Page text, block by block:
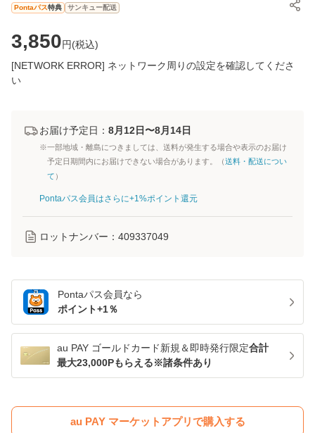
Pontaパス特典 サンキュー配送
3,850円(税込)
[NETWORK ERROR] ネットワーク周りの設定を確認してくださ
い
お届け予定日： 8月12日〜8月14日
※一部地域・離島につきましては、送料が発生する場合や表示のお届け
予定日期間内にお届けできない場合があります。（送料・配送につい
て ）
Pontaパス会員はさらに+1%ポイント還元
ロットナンバー： 409337049
Pontaパス会員なら
ポイント+1％
au PAY ゴールドカード新規＆即時発行限定合計
最大23,000Pもらえる※諸条件あり
au PAY マーケットアプリで購入する